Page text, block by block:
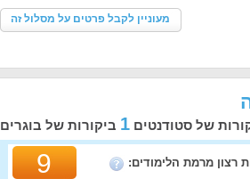
מעוניין לקבל פרטים על מסלול זה
של סטודנטים1 ביקורות של בוגרים
רצון מרמת הלימודים: 9